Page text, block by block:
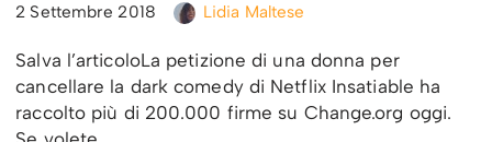
2 Settembre 2018 Lidia Maltese
Salva l’articoloLa petizione di una donna per
cancellare la dark comedy di Netflix Insatiable ha
raccolto più di 200.000 firme su Change.org oggi.